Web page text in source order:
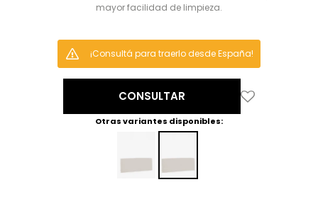
mayor facilidad de limpieza.
¡Consultá para traerlo desde España!
CONSULTAR
Otras variantes disponibles: